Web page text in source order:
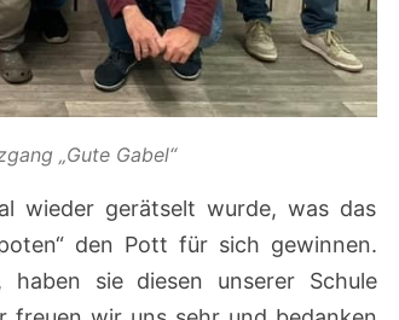
„Gute Gabel“
wieder gerätselt wurde, was das
den Pott für sich gewinnen.
sie diesen unserer Schule